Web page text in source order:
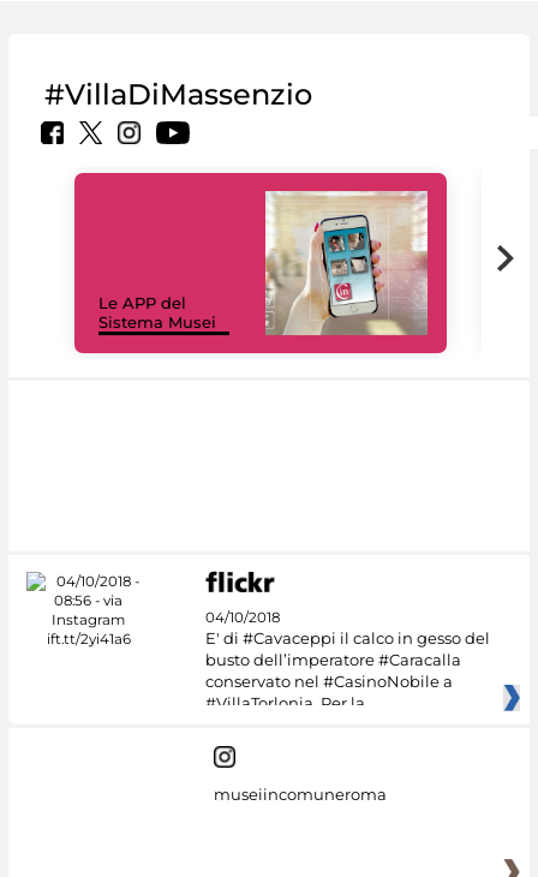
#VillaDiMassenzio
Le APP del
Sistema Musei
04/10/2018
E' di #Cavaceppi il calco in gesso del
busto dell’imperatore #Caracalla
conservato nel #CasinoNobile a
#VillaTorlonia. Per la
museiincomuneroma